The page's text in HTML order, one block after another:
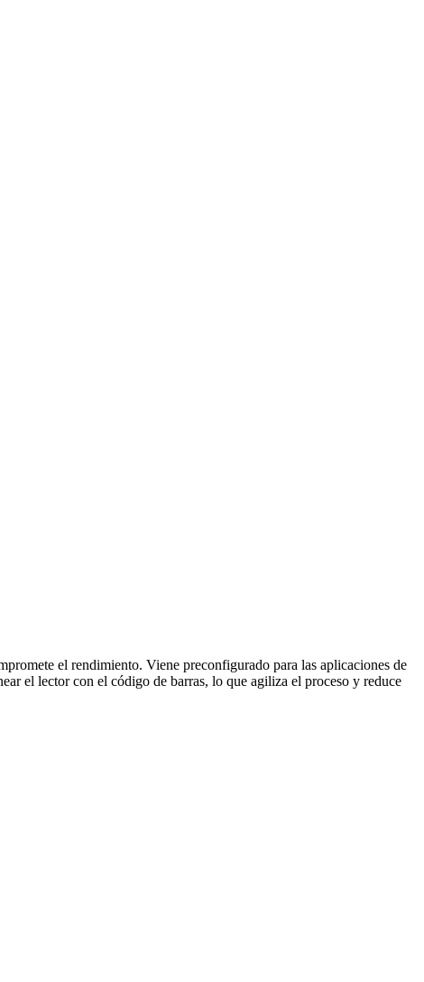
el rendimiento. Viene preconfigurado para las aplicaciones de
el lector con el código de barras, lo que agiliza el proceso y reduce